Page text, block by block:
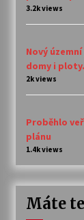
3.2k views
Nový
domy i
2k views
Proběhlo
plánu
1.4k views
Máte